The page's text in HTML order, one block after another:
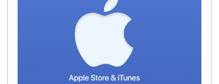
«ВНЕШПРОМБАНК»
«БАНК ГЛОБЭКС»